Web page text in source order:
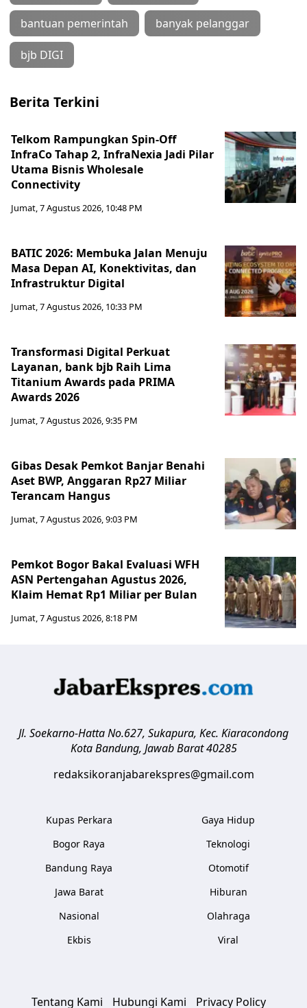
bantuan pemerintah banyak pelanggar
bjb DIGI
Berita Terkini
Telkom Rampungkan Spin-Off
InfraCo Tahap 2, InfraNexia Jadi Pilar
Utama Bisnis Wholesale
Connectivity
Jumat, 7 Agustus 2026, 10:48 PM
BATIC 2026: Membuka Jalan Menuju
Masa Depan AI, Konektivitas, dan
Infrastruktur Digital
Jumat, 7 Agustus 2026, 10:33 PM
Transformasi Digital Perkuat
Layanan, bank bjb Raih Lima
Titanium Awards pada PRIMA
Awards 2026
Jumat, 7 Agustus 2026, 9:35 PM
Gibas Desak Pemkot Banjar Benahi
Aset BWP, Anggaran Rp27 Miliar
Terancam Hangus
Jumat, 7 Agustus 2026, 9:03 PM
Pemkot Bogor Bakal Evaluasi WFH
ASN Pertengahan Agustus 2026,
Klaim Hemat Rp1 Miliar per Bulan
Jumat, 7 Agustus 2026, 8:18 PM
Jl. Soekarno-Hatta No.627, Sukapura, Kec. Kiaracondong
Kota Bandung, Jawab Barat 40285
redaksikoranjabarekspres@gmail.com
Kupas Perkara
Bogor Raya
Bandung Raya
Jawa Barat
Nasional
Ekbis
Gaya Hidup
Teknologi
Otomotif
Hiburan
Olahraga
Viral
Tentang Kami Hubungi Kami Privacy Policy